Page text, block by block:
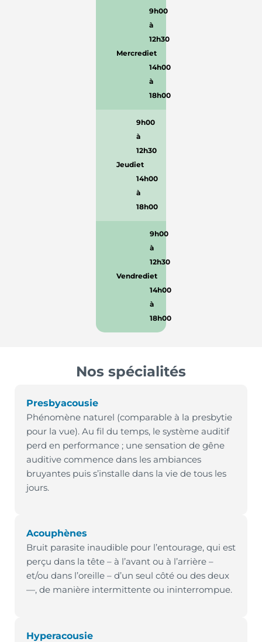
Mercredi
9h00
à
12h30
et
14h00
à
18h00
Jeudi
9h00
à
12h30
et
14h00
à
18h00
Vendredi
9h00
à
12h30
et
14h00
à
18h00
Nos spécialités
Presbyacousie
Phénomène naturel (comparable à la presbytie
pour la vue). Au fil du temps, le système auditif
perd en performance ; une sensation de gêne
auditive commence dans les ambiances
bruyantes puis s’installe dans la vie de tous les
jours.
Acouphènes
Bruit parasite inaudible pour l’entourage, qui est
perçu dans la tête – à l’avant ou à l’arrière –
et/ou dans l’oreille – d’un seul côté ou des deux
—, de manière intermittente ou ininterrompue.
Hyperacousie